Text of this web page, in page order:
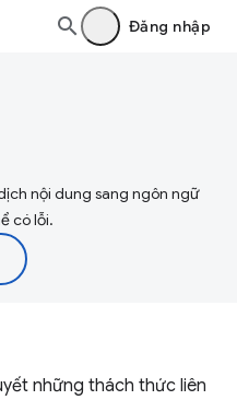
Đăng nhập
nội dung sang ngôn ngữ
có lỗi.
những thách thức liên